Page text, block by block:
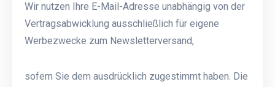
Wir nutzen Ihre E-Mail-Adresse unabhängig von der
Vertragsabwicklung ausschließlich für eigene
Werbezwecke zum Newsletterversand,
sofern Sie dem ausdrücklich zugestimmt haben. Die